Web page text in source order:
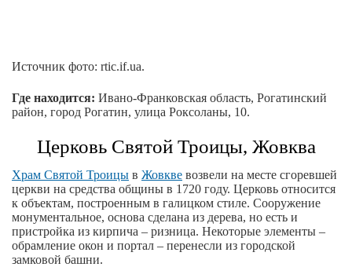
Источник фото: rtic.if.ua.
Где находится: Ивано-Франковская область, Рогатинский
район, город Рогатин, улица Роксоланы, 10.
Церковь Святой Троицы, Жовква
Храм Святой Троицы в Жовкве возвели на месте сгоревшей
церкви на средства общины в 1720 году. Церковь относится
к объектам, построенным в галицком стиле. Сооружение
монументальное, основа сделана из дерева, но есть и
пристройка из кирпича – ризница. Некоторые элементы –
обрамление окон и портал – перенесли из городской
замковой башни.